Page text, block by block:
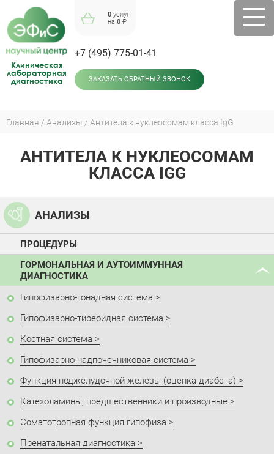
navigation
Клиническая
лабораторная
диагностика
0 услуг
на0 ₽
+7 (495) 775-01-41
ЗАКАЗАТЬ ОБРАТНЫЙ ЗВОНОК
здесь
Главная Анализы Антитела к нуклеосомам класса IgG
BackАНТИТЕЛА К НУКЛЕОСОМАМ
КЛАССА IGG
АНАЛИЗЫ
ПРОЦЕДУРЫ
ГОРМОНАЛЬНАЯ И АУТОИММУННАЯ
ДИАГНОСТИКА
Гипофизарно-гонадная система
Гипофизарно-тиреоидная система
Костная система
Гипофизарно-надпочечниковая система
Функция поджелудочной железы (оценка диабета)
Катехоламины, предшественники и производные
Соматотропная функция гипофиза
Пренатальная диагностика